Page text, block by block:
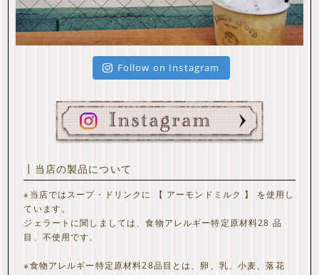
Follow on Instagram
┃当店の製品について
※当店ではスープ・ドリンクに 【 アーモンドミルク 】 を使用し
ています。
ジェラートに関しましては、食物アレルギー特定原材料28 品
目、不使用です。
※食物アレルギー特定原材料28品目とは、卵、乳、小麦、落花